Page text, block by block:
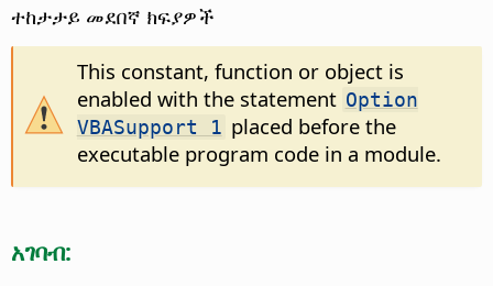
ተከታታይ መደበኛ ክፍያዎች
This constant, function or object is
enabled with the statement Option
VBASupport 1 placed before the
executable program code in a module.
አገባብ: